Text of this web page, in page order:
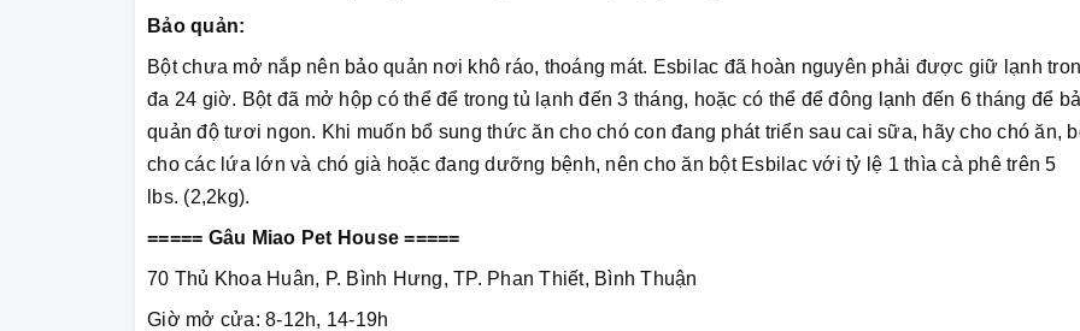
Bảo quản:
Bột chưa mở nắp nên bảo quản nơi khô ráo, thoáng mát. Esbilac đã hoàn nguyên phải được giữ lạnh
đa 24 giờ. Bột đã mở hộp có thể để trong tủ lạnh đến 3 tháng, hoặc có thể để đông lạnh đến 6 tháng để
quản độ tươi ngon. Khi muốn bổ sung thức ăn cho chó con đang phát triển sau cai sữa, hãy cho chó ăn,
cho các lứa lớn và chó già hoặc đang dưỡng bệnh, nên cho ăn bột Esbilac với tỷ lệ 1 thìa cà phê trên 5
lbs. (2,2kg).
===== Gâu Miao Pet House =====
70 Thủ Khoa Huân, P. Bình Hưng, TP. Phan Thiết, Bình Thuận
Giờ mở cửa: 8-12h, 14-19h